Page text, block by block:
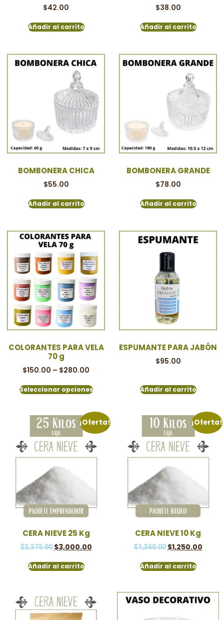
$42.00
Añadir al carrito
$38.00
Añadir al carrito
BOMBONERA CHICA
$55.00
Añadir al carrito
BOMBONERA GRANDE
$78.00
Añadir al carrito
COLORANTES PARA VELA
70 g
$150.00 – $280.00
Seleccionar opciones
ESPUMANTE PARA JABÓN
$95.00
Añadir al carrito
¡Oferta!
CERA NIEVE 25 Kg
$3,375.00 $3,000.00
Añadir al carrito
¡Oferta!
CERA NIEVE 10 Kg
$1,350.00 $1,250.00
Añadir al carrito